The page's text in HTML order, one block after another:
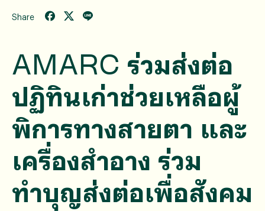
Share
AMARC ร่วมส่งต่อ
ปฏิทินเก่าช่วยเหลือผู้
พิการทางสายตา และ
เครื่องสำอาง ร่วม
ทำบุญส่งต่อเพื่อสังคม